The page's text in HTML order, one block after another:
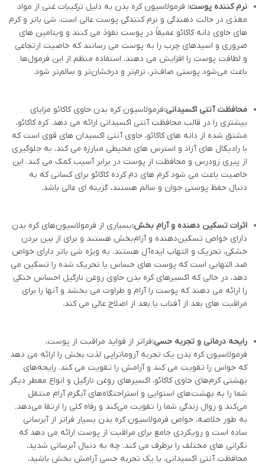
نرم کننده پوست: فرمولاسیون کره بدن به دلیل ترکیبات غنی از مواد
مغذی در حالت دهندگی و نرم کنندگی پوست عالی است. شی باتر و کرم
های حاوی دانه کاکائو عمیقاً در پوست نفوذ می کنند و ویتامین های
ضروری و اسیدهای چرب را به پوست می رسانند که خاصیت ارتجاعی
و لطافت پوست را افزایش می دهند. استفاده منظم از این فرمول‌ها
باعث می‌شود پوستی صاف‌تر، نرم‌تر و درخشان‌تر و سالم‌تر شود.
محافظت آنتی اکسیدانی:فرمولاسیون کره بدن حاوی کاکائو مزایای
بیشتری را در قالب محافظت آنتی اکسیدانی ارائه می دهد. کره کاکائو،
مشتق شده از دانه های کاکائو، حاوی آنتی اکسیدان های قوی است که
با رادیکال های آزاد و استرس های محیطی مبارزه می کند، به جلوگیری
از پیری زودرس و محافظت از پوست در برابر آسیب کمک می کند. این
خاصیت باعث می شود کرم های دم کرده کاکائو برای کسانی که به
دنبال حفظ پوستی جوان و سالم هستند، گزینه ای عالی باشد.
اثرات تسکین دهنده و آرام بخش:بسیاری از فرمولاسیون‌های کره بدن
دارای خواص تسکین‌دهنده و آرام‌بخش هستند و برای از بین بردن
خشکی، تحریک و التهاب ایده‌آل هستند. به ویژه شی باتر دارای خواص
ضد التهابی است که پوست های حساس یا تحریک شده را تسکین می
دهد، در حالی که اکسیرهای کره بدن حاوی روغن نارگیل احساس خنکی
را ارائه می دهند که پوست را آرام و طراوت می بخشد و آنها را برای
مراقبت های بعد از آفتاب یا بعد از اصلاح عالی می کند.
رایحه درمانی و تجربه حسی:فراتر از فواید مراقبت از پوست،
فرمولاسیون کره بدن یک تجربه آروماتراپی لذت بخش را ارائه می دهد
که حواس را تقویت می کند و آرامش را تقویت می کند. رایحه‌های
بهشتی کرم‌های حاوی کاکائو، اکسیرهای روغن نارگیل و انواع معطر دیگر
شما را به بهشت‌های استوایی و استراحتگاه‌های آبگرم آرام منتقل
می‌کند و روال زندگی شما را تقویت می‌کند و رفاه کلی را ارتقا می‌دهد.
به طور خلاصه، خواص فرمولاسیون کره بدن بسیار فراتر از آبرسانی
ساده است و رویکردی جامع برای مراقبت از پوست ارائه می دهد که
نگرانی های مختلف را برطرف می کند. چه به دنبال آبرسانی شدید،
محافظت آنتی اکسیدانی، یا یک تجربه حسی آرامش بخش باشید،